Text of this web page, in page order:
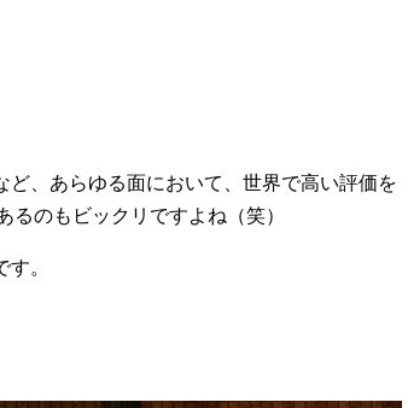
、あらゆる面において、世界で高い評価を
るのもビックリですよね（笑）
。